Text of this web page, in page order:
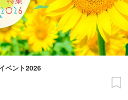
ベント2026